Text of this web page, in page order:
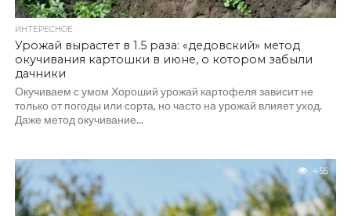
ИНТЕРЕСНОЕ
Урожай вырастет в 1.5 раза: «дедовский» метод
окучивания картошки в июне, о котором забыли
дачники
Окучиваем с умом Хороший урожай картофеля зависит не
только от погоды или сорта, но часто на урожай влияет уход.
Даже метод окучивание...
455